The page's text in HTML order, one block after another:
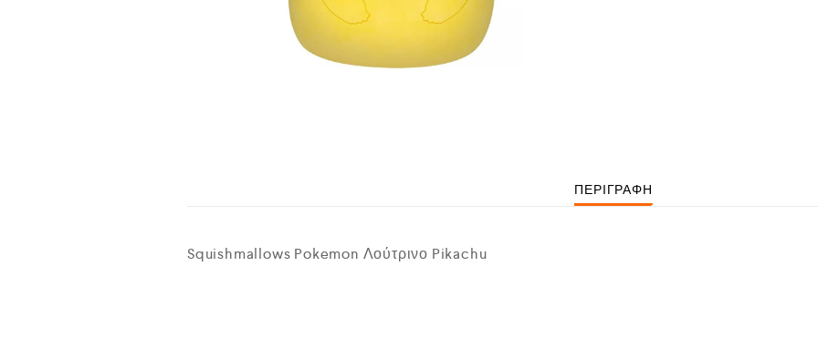
ΠΕΡΙΓΡΑΦΉ
Squishmallows Pokemon Λούτρινο Pikachu